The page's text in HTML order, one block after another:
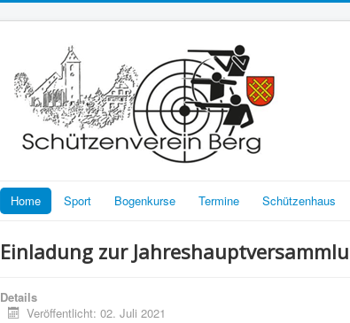
Home Sport Bogenkurse Termine Schützenhaus
Einladung zur
Details
Veröffentlicht: 02. Juli 2021